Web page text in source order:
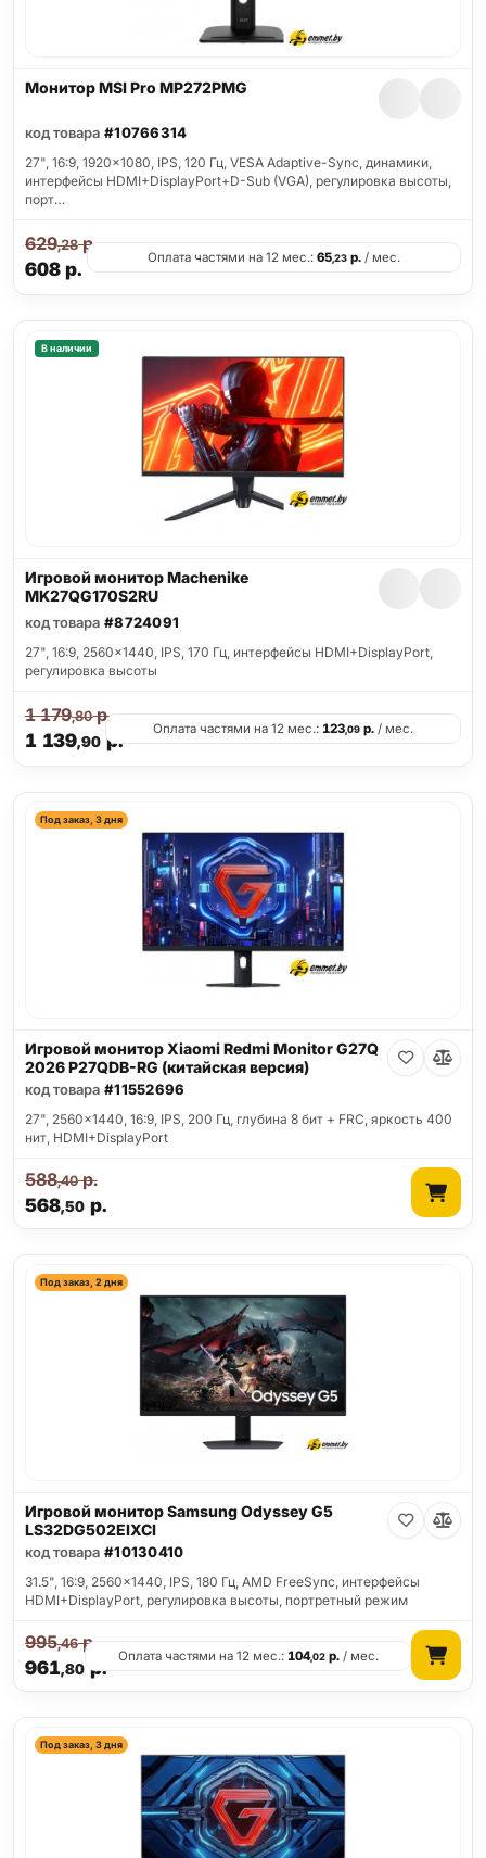
Монитор MSI Pro MP272PMG
код товара #10766314
27", 16:9, 1920x1080, IPS, 120 Гц, VESA Adaptive-Sync, динамики,
интерфейсы HDMI+DisplayPort+D-Sub (VGA), регулировка высоты,
порт…
608р.
629,28р.
Оплата частями на 12 мес.: 65,23р./ мес.
В наличии
Игровой монитор Machenike
MK27QG170S2RU
код товара #8724091
27", 16:9, 2560x1440, IPS, 170 Гц, интерфейсы HDMI+DisplayPort,
регулировка высоты
1 139,90 р.
1 179,80р.
Оплата частями на 12 мес.: 123,09р./ мес.
Под заказ, 3 дня
Игровой монитор Xiaomi Redmi Monitor G27Q
2026 P27QDB-RG (китайская версия)
код товара #11552696
27", 2560x1440, 16:9, IPS, 200 Гц, глубина 8 бит + FRC, яркость 400
нит, HDMI+DisplayPort
568,50р.
588,40р.
Под заказ, 2 дня
Игровой монитор Samsung Odyssey G5
LS32DG502EIXCI
код товара #10130410
31.5", 16:9, 2560x1440, IPS, 180 Гц, AMD FreeSync, интерфейсы
HDMI+DisplayPort, регулировка высоты, портретный режим
961,80р.
995,46р.
Оплата частями на 12 мес.: 104,02р./ мес.
Под заказ, 3 дня